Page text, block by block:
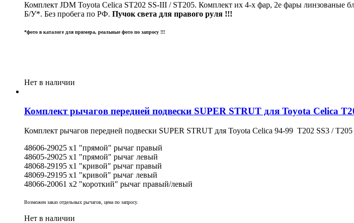
Комплект JDM Toyota Celica ST202 SS-III / ST205. Комплект их 4-х фар, 2е фары линзованые
Б/У*. Без пробега по РФ. Пучок света для правого руля !!!
*фото в каталоге для примера, реальные фото по запросу !!!
Нет в наличии
Комплект рычагов передней подвески SUPER STRUT для Toyota Celica
Комплект рычагов передней подвески SUPER STRUT для Toyota Celica 94-99 T202 SS3 / T205
48606-29025 x1 "прямой" рычаг правый
48605-29025 x1 "прямой" рычаг левый
48068-29195 x1 "кривой" рычаг правый
48069-29195 x1 "кривой" рычаг левый
48066-20061 x2 "короткий" рычаг правый/левый
Возможен заказ отдельных рычагов, цена по запросу.
Нет в наличии